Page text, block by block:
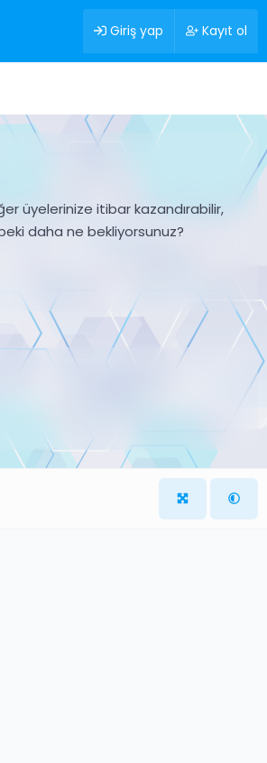
Giriş yap Kayıt ol
üyelerinize itibar kazandırabilir,
daha ne bekliyorsunuz?